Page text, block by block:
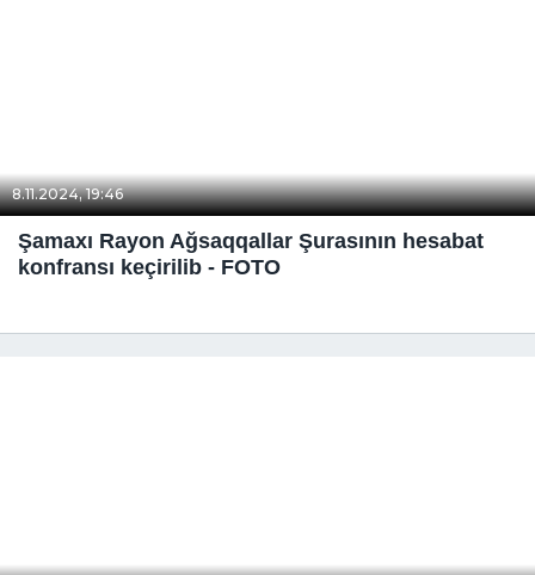
8.11.2024, 19:46
Şamaxı Rayon Ağsaqqallar Şurasının hesabat
konfransı keçirilib - FOTO